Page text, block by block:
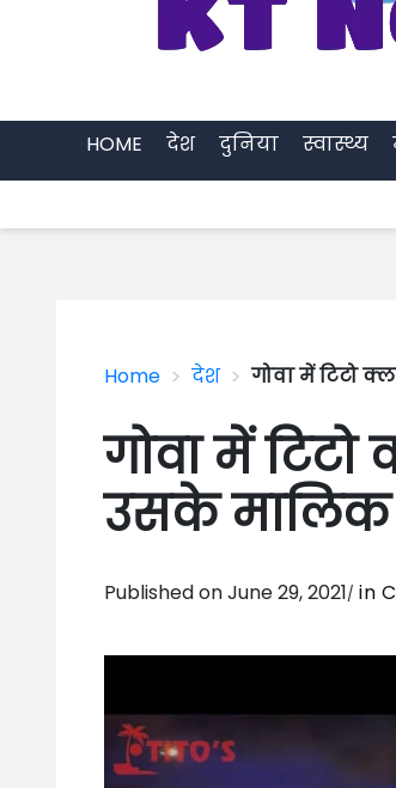
HOME देश दुनिया स्वास्थ्य
Home > देश > गोवा में टिटो
गोवा में
उसके मालिक
Published on June 29, 2021 in